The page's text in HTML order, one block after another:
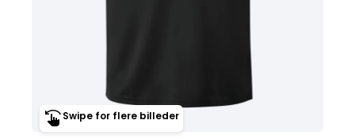
Swipe for flere billeder